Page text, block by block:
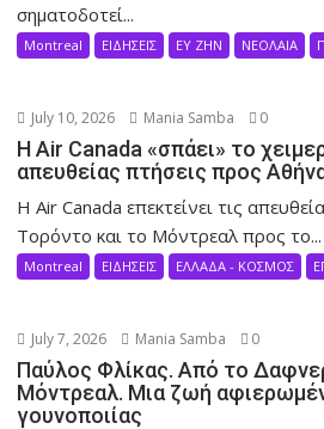
σηματοδοτεί...
Montreal ΕΙΔΗΣΕΙΣ ΕΥ ΖΗΝ ΝΕΟΛΑΙΑ
July 10, 2026 Mania Samba 0
Η Air Canada «σπάει» το
απευθείας πτήσεις προς
Η Air Canada επεκτείνει τις
Τορόντο και το Μόντρεαλ προς το...
Montreal ΕΙΔΗΣΕΙΣ ΕΛΛΑΔΑ - ΚΟΣΜΟΣ
July 7, 2026 Mania Samba 0
Παύλος Φλίκας. Από το
Μόντρεαλ. Μια ζωή
γουνοποιίας